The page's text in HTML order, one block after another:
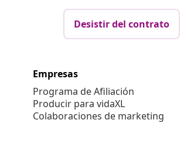
Desistir del contrato
Empresas
Programa de Afiliación
Producir para vidaXL
Colaboraciones de marketing